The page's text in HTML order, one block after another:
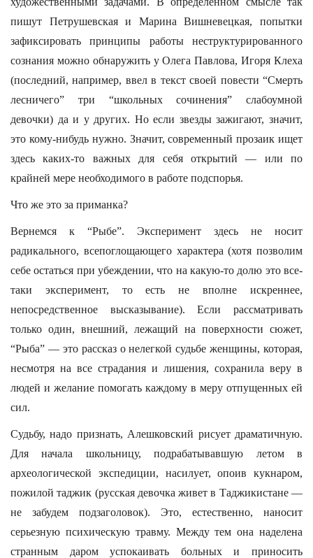
пишут Петрушевская и Марина Вишневецкая, попытки
зафиксировать принципы работы неструктурированного
сознания можно обнаружить у Олега Павлова, Игоря Клеха
(последний, например, ввел в текст своей повести “Смерть
лесничего” три “школьных сочинения” слабоумной
девочки) да и у других. Но если звезды зажигают, значит,
это кому-нибудь нужно. Значит, современный прозаик ищет
здесь каких-то важных для себя открытий — или по
крайней мере необходимого в работе подспорья.
Что же это за приманка?
Вернемся к “Рыбе”. Эксперимент здесь не носит
радикального, всепоглощающего характера (хотя позволим
себе остаться при убеждении, что на какую-то долю это все-
таки эксперимент, то есть не вполне искреннее,
непосредственное высказывание). Если рассматривать
только один, внешний, лежащий на поверхности сюжет,
“Рыба” — это рассказ о нелегкой судьбе женщины, которая,
несмотря на все страдания и лишения, сохранила веру в
людей и желание помогать каждому в меру отпущенных ей
сил.
Судьбу, надо признать, Алешковский рисует драматичную.
Для начала школьницу, подрабатывавшую летом в
археологической экспедиции, насилует, опоив кукнаром,
пожилой таджик (русская девочка живет в Таджикистане —
не забудем подзаголовок). Это, естественно, наносит
серьезную психическую травму. Между тем она наделена
странным даром успокаивать больных и приносить